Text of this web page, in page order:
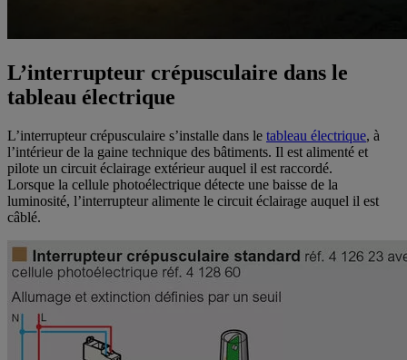
L’interrupteur crépusculaire dans le
tableau électrique
L’interrupteur crépusculaire s’installe dans le tableau électrique, à
l’intérieur de la gaine technique des bâtiments. Il est alimenté et
pilote un circuit éclairage extérieur auquel il est raccordé.
Lorsque la cellule photoélectrique détecte une baisse de la
luminosité, l’interrupteur alimente le circuit éclairage auquel il est
câblé.